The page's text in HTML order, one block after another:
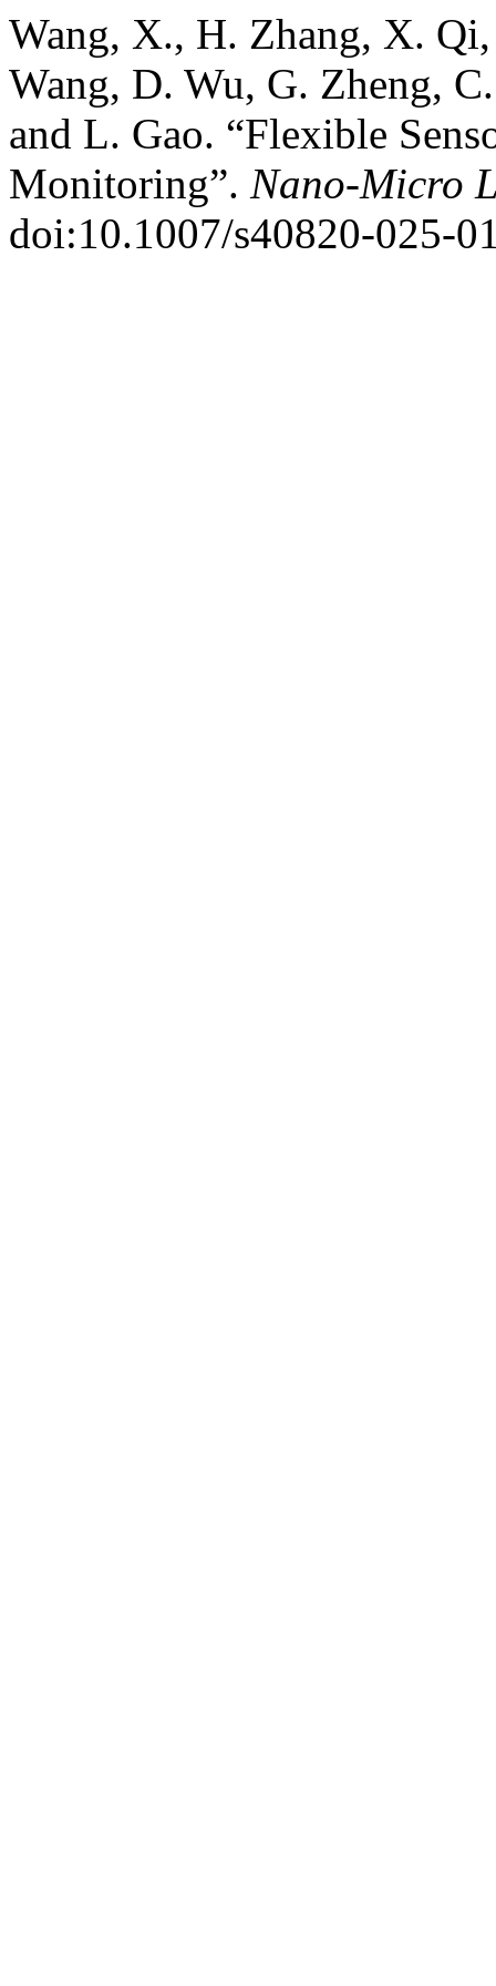
Wang, X., H. Zhang, X.
Wang, D. Wu, G. Zheng,
and L. Gao. “Flexible
Monitoring”. Nano-Micro
doi:10.1007/s40820-025-